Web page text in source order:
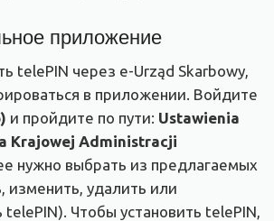
приложение
telePIN через e-Urząd Skarbowy,
в приложении. Войдите
и пройдите по пути: Ustawienia
Krajowej Administracji
нужно выбрать из предлагаемых
изменить, удалить или
Чтобы установить telePIN,